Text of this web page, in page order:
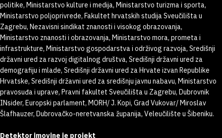
politike, Ministarstvo kulture i medija, Ministarstvo turizma i sporta,
Ministarstvo poljoprivrede, Fakultet hrvatskih studija Sveučilišta u
Zagrebu, Nezavisni sindikat znanosti i visokog obrazovanja,
Ministarstvo znanosti i obrazovanja, Ministarstvo mora, prometa i
infrastrukture, Ministarstvo gospodarstva i održivog razvoja, Središnji
državni ured za razvoj digitalnog društva, Središnji državni ured za
demografiju i mlade, Središnji državni ured za Hrvate izvan Republike
Hrvatske, Središnji državni ured za središnju javnu nabavu, Ministarstvo
pravosuđa i uprave, Pravni fakultet Sveučilišta u Zagrebu, Dubrovnik
INsider, Europski parlament, MORH/ J. Kopi, Grad Vukovar/ Miroslav
Šlafhauzer, Dubrovačko-neretvanska županija, Veleučilište u Šibeniku.
Detektor imovine je projekt